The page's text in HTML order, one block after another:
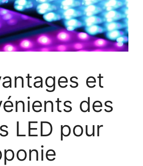
et
des
LED pour